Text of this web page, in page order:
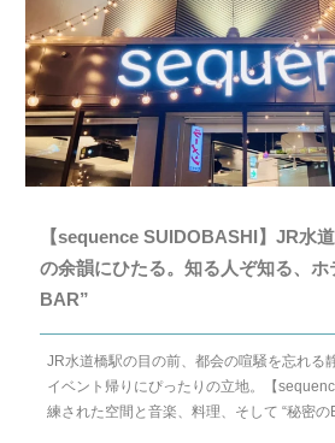
【sequence SUIDOBASHI】JR水
の余韻にひたる。知る人ぞ知る、ホ
BAR”
JR水道橋駅の目の前、都会の喧騒を忘れる
イベント帰りにぴったりの立地。【
練された空間と音楽、料理、そして “秘密の